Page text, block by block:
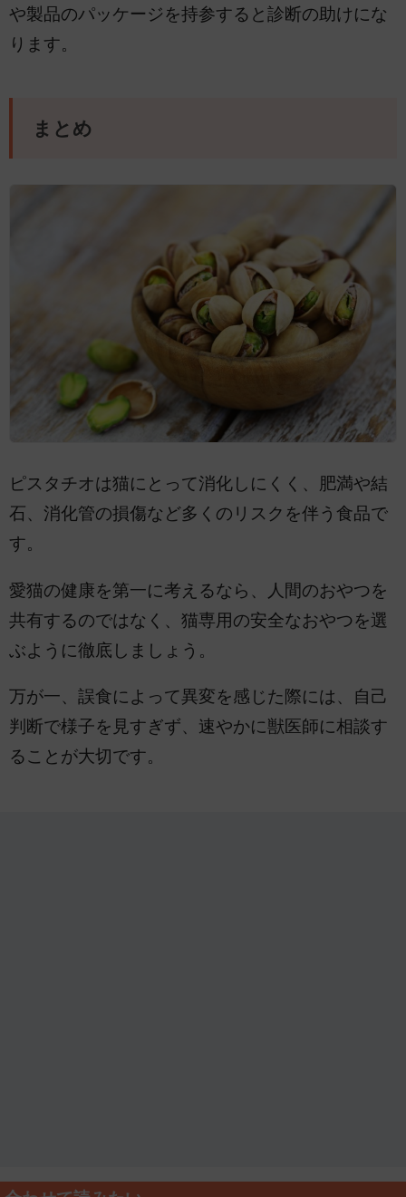
や製品のパッケージを持参すると診断の助けにな
ります。
まとめ
ピスタチオは猫にとって消化しにくく、肥満や結
石、消化管の損傷など多くのリスクを伴う食品で
す。
愛猫の健康を第一に考えるなら、人間のおやつを
共有するのではなく、猫専用の安全なおやつを選
ぶように徹底しましょう。
万が一、誤食によって異変を感じた際には、自己
判断で様子を見すぎず、速やかに獣医師に相談す
ることが大切です。